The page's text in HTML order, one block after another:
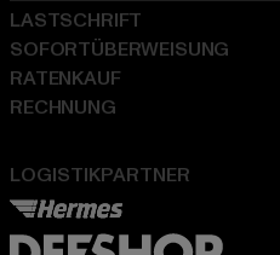
LOGISTIKPARTNER
LASTSCHRIFT
SOFORTÜBERWEISUNG
RATENKAUF
RECHNUNG